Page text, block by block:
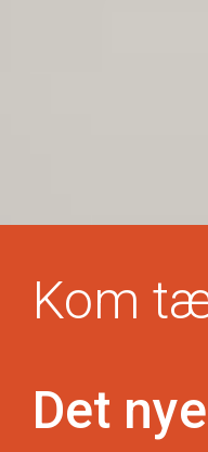
Kom
Det nye